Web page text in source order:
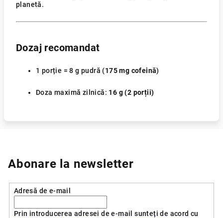
planetă.
Dozaj recomandat
1 porție = 8 g pudră (175 mg cofeină)
Doza maximă zilnică: 16 g (2 porții)
Abonare la newsletter
Adresă de e-mail
Prin introducerea adresei de e-mail sunteți de acord cu